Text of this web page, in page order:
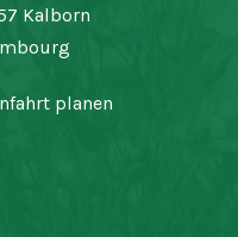
Kalborn
planen